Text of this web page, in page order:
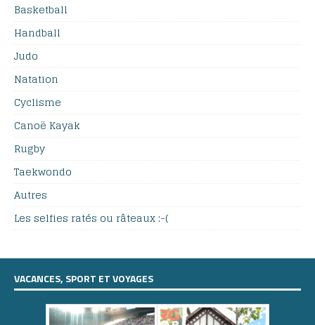
Basketball
Handball
Judo
Natation
Cyclisme
Canoë Kayak
Rugby
Taekwondo
Autres
Les selfies ratés ou râteaux :-(
VACANCES, SPORT ET VOYAGES